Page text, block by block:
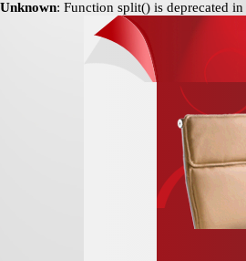
Unknown: Function split() is deprecated in